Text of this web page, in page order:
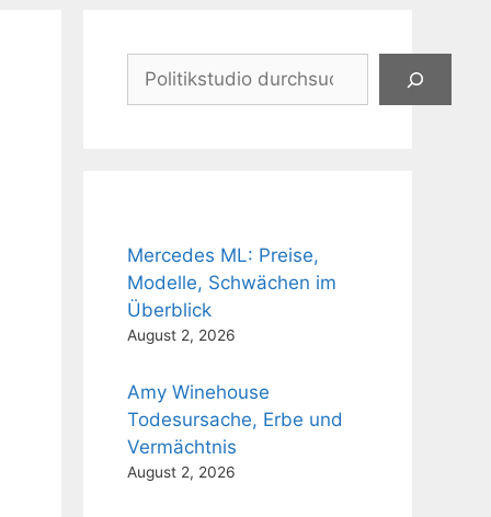
Suchen
Mercedes ML: Preise,
Modelle, Schwächen im
Überblick
August 2, 2026
Amy Winehouse
Todesursache, Erbe und
Vermächtnis
August 2, 2026